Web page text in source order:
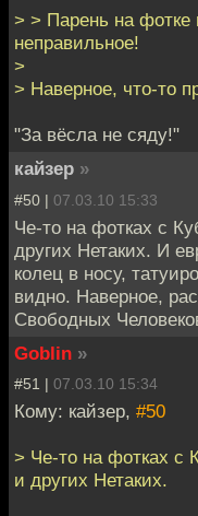
> > Парень на фотке
неправильное!
>
> Наверное, что-то
"За вёсла не сяду!"
кайзер »
#50 | 07.03.10 15:33
Че-то на фотках с
других Нетаких. И
колец в носу,
видно. Наверное,
Свободных
Goblin »
#51 | 07.03.10 15:34
Кому: кайзер, #50
> Че-то на фотках с
и других Нетаких.